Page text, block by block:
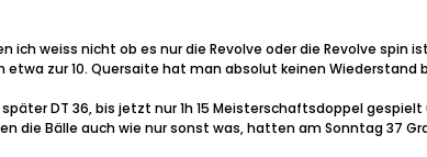
weiss nicht ob es nur die Revolve oder die Revolve spin
zur 10. Quersaite hat man absolut keinen Wiederstand
DT 36, bis jetzt nur 1h 15 Meisterschaftsdoppel
die Bälle auch wie nur sonst was, hatten am Sonntag 37